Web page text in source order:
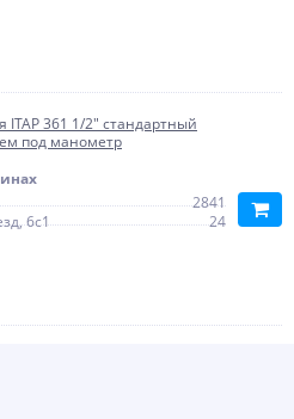
ITAP 361 1/2" стандартный
под манометр
2841
6с1
24